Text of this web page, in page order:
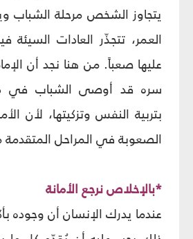
يتجاوز الشخص مرحلة
العمر، تتجذّر العادات السيئة
عليها صعباً. من هنا نجد أن
سره قد أوصى الشباب في
بتربية النفس وتزكيتها، لأن
الصعوبة في المراحل المتقدمة
*بالإخلاص نرجع الأمانة
عندما يدرك الإنسان أن وجوده